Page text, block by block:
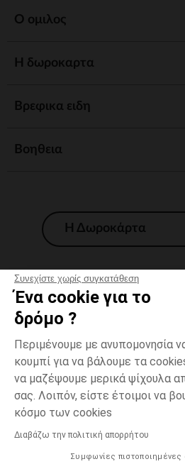
Συνεχίστε χωρίς συγκατάθεση
Ένα cookie για το
δρόμο ?
Περιμένουμε με ανυπομονησία
κουμπί για να βάλουμε τα
να μαζέψουμε μερικά ψίχουλα
σας. Λοιπόν, είστε έτοιμοι να
κόσμο των cookies
Διαβάζω την πολιτική απορρήτου
Συμφωνίες πιστοποιημένες
Μπλε
Δυνατότητα
Ο ομιλος
Η δωροκαρτα
Βρεφικα ειδη
Βοηθεια
Η Δωροκάρτα
Γενικοί 'Οροι
*Εμπορικες
Προσωπικά
Διαχείρηση των
Προσβασιμότητα: μη
H Orchestra συμμετέχει στον κωδικά
μεσολάβησης της Γαλλικής